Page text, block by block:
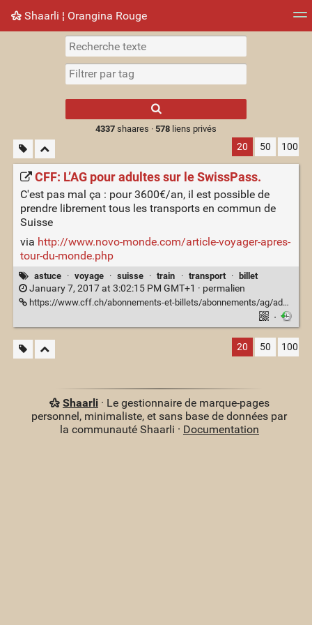
Shaarli ¦ Orangina Rouge
Nuage de tags Mur d'images
results.
4337shaares · 578liens privés
20 50 100
CFF: L’AG pour adultes sur le SwissPass.
C'est pas mal ça : pour 3600€/an, il est possible de
prendre librement tous les transports en commun de
Suisse
via http://www.novo-monde.com/article-voyager-apres-
tour-du-monde.php
astuce · voyage · suisse · train · transport · billet
January 7, 2017 at 3:02:15 PM GMT+1 · permalien
https://www.cff.ch/abonnements-et-billets/abonnements/ag/adultes.html
·
20 50 100
Shaarli· Le gestionnaire de marque-pages
personnel, minimaliste, et sans base de données par
la communauté Shaarli · Documentation